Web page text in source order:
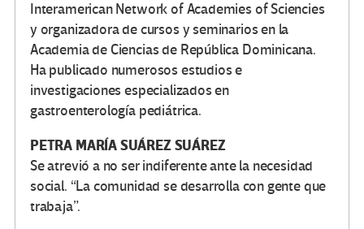
Interamerican Network of Academies of Sciencies
y organizadora de cursos y seminarios en la
Academia de Ciencias de República Dominicana.
Ha publicado numerosos estudios e
investigaciones especializados en
gastroenterología pediátrica.
PETRA MARÍA SUÁREZ SUÁREZ
Se atrevió a no ser indiferente ante la necesidad
social. “La comunidad se desarrolla con gente que
trabaja”.